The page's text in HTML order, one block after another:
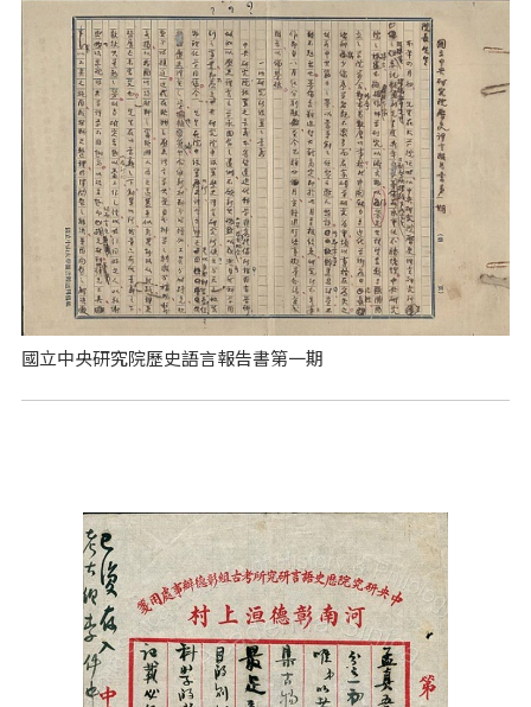
國立中央研究院歷史語言報告書第一期